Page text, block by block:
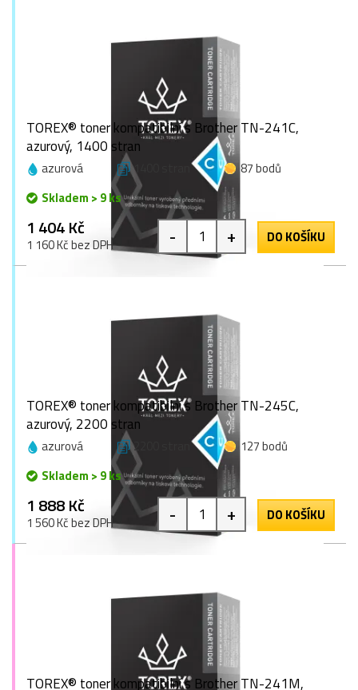
TOREX® toner kompatibilní s Brother TN-241C,
azurový, 1400 stran
azurová 1400 stran
87 bodů
Skladem > 9 ks
1 404 Kč
1 160 Kč bez DPH - + DO KOŠÍKU
TOREX® toner kompatibilní s Brother TN-245C,
azurový, 2200 stran
azurová 2200 stran
127 bodů
Skladem > 9 ks
1 888 Kč
1 560 Kč bez DPH - + DO KOŠÍKU
TOREX® toner kompatibilní s Brother TN-241M,